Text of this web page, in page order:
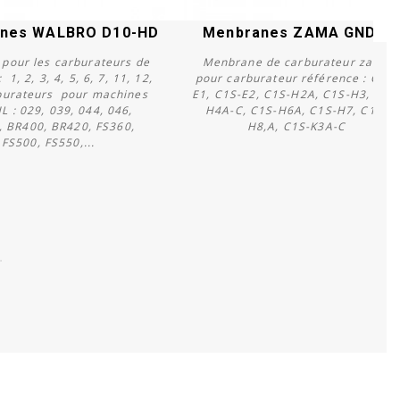
Acheter
WALBRO D10-HD
les carburateurs de
1, 2, 3, 4, 5, 6, 7, 11, 12,
pour machines
: 029, 039, 044, 046,
BR400, BR420, FS360,
FS500, FS550,...
Acheter
Menbranes ZAMA GND 2
Menbrane de carburateur zama
pour carburateur référence : C1S-
E1, C1S-E2, C1S-H2A, C1S-H3, C1S-
H4A-C, C1S-H6A, C1S-H7, C1S-
H8,A, C1S-K3A-C